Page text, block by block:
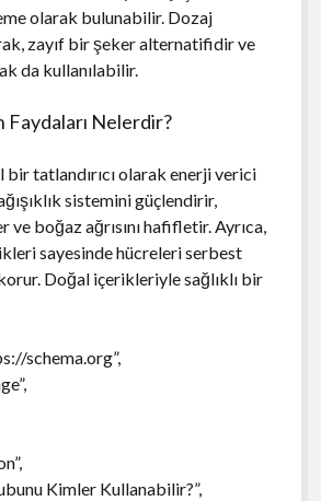
olarak bulunabilir. Dozaj
zayıf bir şeker alternatifidir ve
da kullanılabilir.
Faydaları Nelerdir?
bir tatlandırıcı olarak enerji verici
sistemini güçlendirir,
boğaz ağrısını hafifletir. Ayrıca,
sayesinde hücreleri serbest
Doğal içerikleriyle sağlıklı bir
schema.org”,
Kimler Kullanabilir?”,